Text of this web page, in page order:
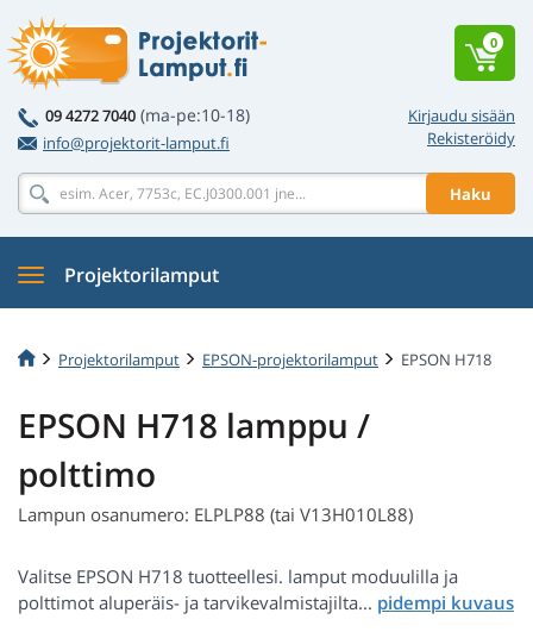
Kirjaudu sisään
Rekisteröidy
09 4272 7040 (ma-pe:10-18)
info@projektorit-lamput.fi
Haku
0
Projektorilamput
Projektorilamput EPSON-projektorilamput EPSON H718
EPSON H718 lamppu /
polttimo
Lampun osanumero: ELPLP88 (tai V13H010L88)
Valitse EPSON H718 tuotteellesi. lamput moduulilla ja
polttimot aluperäis- ja tarvikevalmistajilta...